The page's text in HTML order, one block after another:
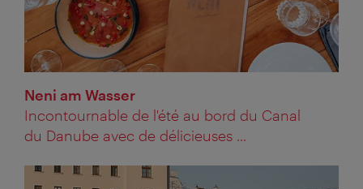
Neni am Wasser
Incontournable de l'été au bord du Canal
du Danube avec de délicieuses ...